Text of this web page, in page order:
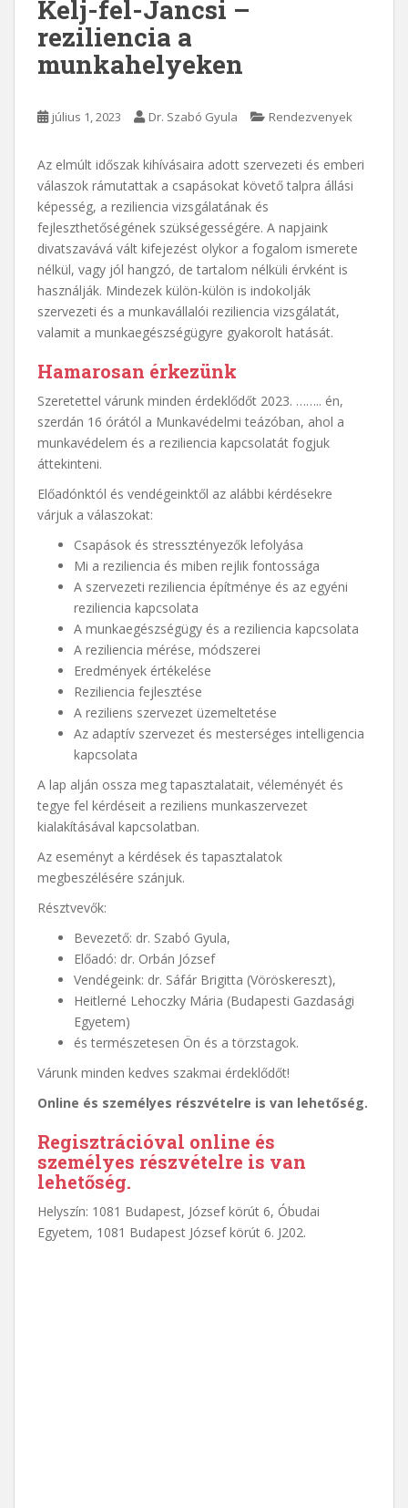
Kelj-fel-Jancsi –
reziliencia a
munkahelyeken
július 1, 2023 Dr. Szabó Gyula Rendezvenyek
Az elmúlt időszak kihívásaira adott szervezeti és emberi
válaszok rámutattak a csapásokat követő talpra állási
képesség, a reziliencia vizsgálatának és
fejleszthetőségének szükségességére. A napjaink
divatszavává vált kifejezést olykor a fogalom ismerete
nélkül, vagy jól hangzó, de tartalom nélküli érvként is
használják. Mindezek külön-külön is indokolják
szervezeti és a munkavállalói reziliencia vizsgálatát,
valamit a munkaegészségügyre gyakorolt hatását.
Hamarosan érkezünk
Szeretettel várunk minden érdeklődőt 2023. …….. én,
szerdán 16 órától a Munkavédelmi teázóban, ahol a
munkavédelem és a reziliencia kapcsolatát fogjuk
áttekinteni.
Előadónktól és vendégeinktől az alábbi kérdésekre
várjuk a válaszokat:
Csapások és stressztényezők lefolyása
Mi a reziliencia és miben rejlik fontossága
A szervezeti reziliencia építménye és az egyéni
reziliencia kapcsolata
A munkaegészségügy és a reziliencia kapcsolata
A reziliencia mérése, módszerei
Eredmények értékelése
Reziliencia fejlesztése
A reziliens szervezet üzemeltetése
Az adaptív szervezet és mesterséges intelligencia
kapcsolata
A lap alján ossza meg tapasztalatait, véleményét és
tegye fel kérdéseit a reziliens munkaszervezet
kialakításával kapcsolatban.
Az eseményt a kérdések és tapasztalatok
megbeszélésére szánjuk.
Résztvevők:
Bevezető: dr. Szabó Gyula,
Előadó: dr. Orbán József
Vendégeink: dr. Sáfár Brigitta (Vöröskereszt),
Heitlerné Lehoczky Mária (Budapesti Gazdasági
Egyetem)
és természetesen Ön és a törzstagok.
Várunk minden kedves szakmai érdeklődőt!
Online és személyes részvételre is van lehetőség.
Regisztrációval online és
személyes részvételre is van
lehetőség.
Helyszín: 1081 Budapest, József körút 6, Óbudai
Egyetem, 1081 Budapest József körút 6. J202.